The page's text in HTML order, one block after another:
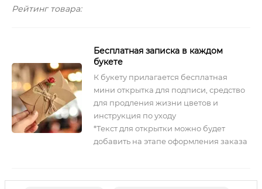
Рейтинг товара:
Бесплатная записка в каждом
букете
К букету прилагается бесплатная
мини открытка для подписи, средство
для продления жизни цветов и
инструкция по уходу
*Текст для открытки можно будет
добавить на этапе оформления заказа